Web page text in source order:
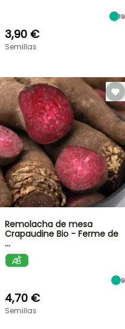
19
3,90 €
Semillas
Remolacha de mesa
Crapaudine Bio - Ferme de
…
9
4,70 €
Semillas